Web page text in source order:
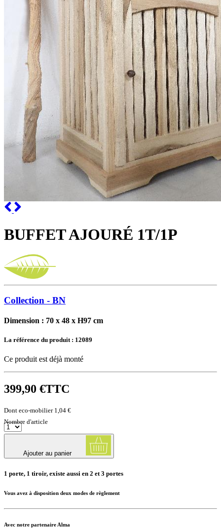
Previous
BUFFET AJOURÉ 1T/1P
Collection - BN
Dimension : 70 x 48 x H97 cm
La référence du produit : 12089
Ce produit est déjà monté
399,90 €TTC
Dont eco-mobilier 1,04 €
Nombre d'article
Ajouter au panier
1 porte, 1 tiroir, existe aussi en 2 et 3 portes
Vous avez à disposition deux modes de règlement
Avec notre partenaire Alma